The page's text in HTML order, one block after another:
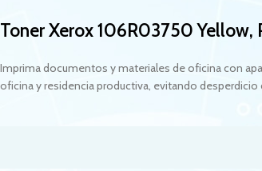
Toner Xerox 106R03750
Imprima documentos y materiales de oficina con
oficina y residencia productiva, evitando